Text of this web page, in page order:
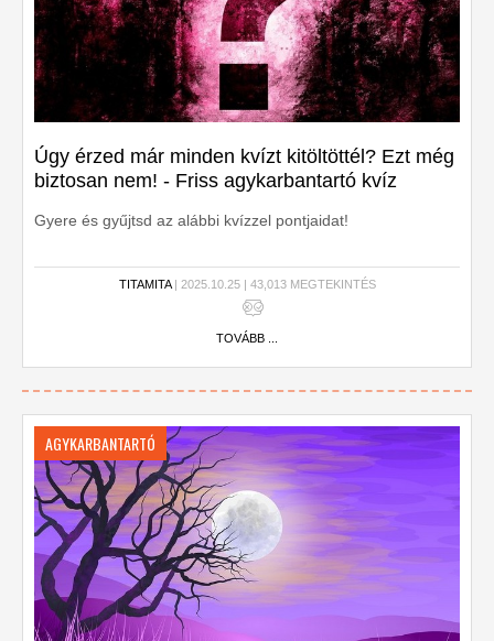
Úgy érzed már minden kvízt kitöltöttél? Ezt még
biztosan nem! - Friss agykarbantartó kvíz
Gyere és gyűjtsd az alábbi kvízzel pontjaidat!
TITAMITA| 2025.10.25 | 43,013 MEGTEKINTÉS
TOVÁBB ...
AGYKARBANTARTÓ